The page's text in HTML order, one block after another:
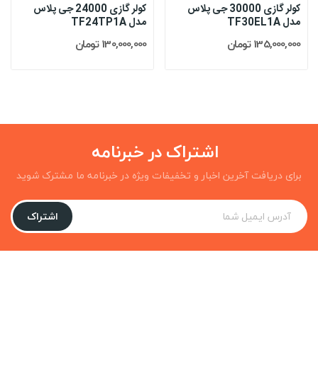
کولر گازی 24000 جی پلاس
مدل TF24TP1A
130,000,000 تومان
کولر گازی 30000 جی پلاس
مدل TF30EL1A
135,000,000 تومان
اشتراک در خبرنامه
برای دریافت آخرین اخبار و تخفیفات ویژه در خبرنامه ما مشترک شوید
اشتراک